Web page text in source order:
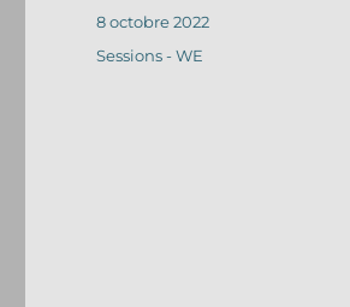
Publié
8 octobre 2022
Catégories
Sessions - WE